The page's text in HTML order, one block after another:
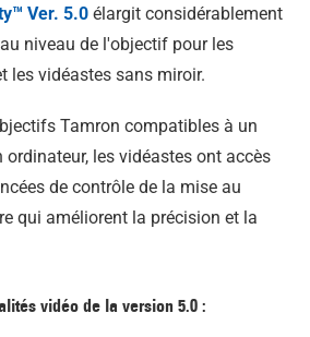
Ver. 5.0 élargit considérablement
niveau de l'objectif pour les
les vidéastes sans miroir.
Tamron compatibles à un
les vidéastes ont accès
de contrôle de la mise au
qui améliorent la précision et la
vidéo de la version 5.0 :